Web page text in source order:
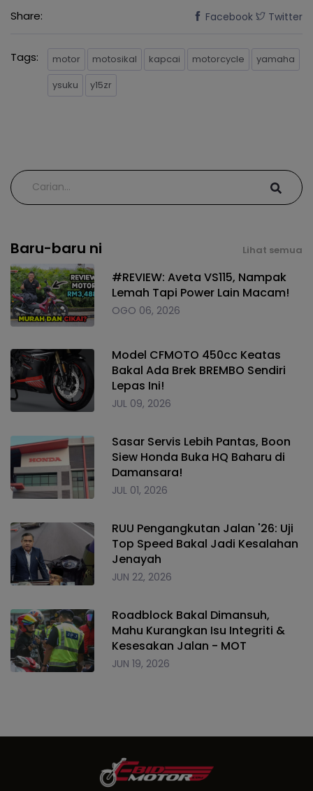
Share: Facebook Twitter
Tags: motor motosikal kapcai motorcycle
yamaha
ysuku
y15zr
Baru-baru ni Lihat semua
#REVIEW: Aveta VS115, Nampak
Lemah Tapi Power Lain Macam!
OGO 06, 2026
Model CFMOTO 450cc Keatas
Bakal Ada Brek BREMBO Sendiri
Lepas Ini!
JUL 09, 2026
Sasar Servis Lebih Pantas, Boon
Siew Honda Buka HQ Baharu di
Damansara!
JUL 01, 2026
RUU Pengangkutan Jalan '26: Uji
Top Speed Bakal Jadi Kesalahan
Jenayah
JUN 22, 2026
Roadblock Bakal Dimansuh,
Mahu Kurangkan Isu Integriti &
Kesesakan Jalan - MOT
JUN 19, 2026